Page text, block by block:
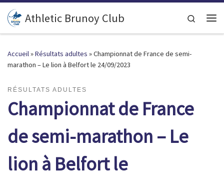
Passer au contenu
Athletic Brunoy Club Search
Accueil»Résultats adultes »Championnat de France de semi-
marathon – Le lion à Belfort le 24/09/2023
RÉSULTATS ADULTES
Championnat de France
de semi-marathon – Le
lion à Belfort le